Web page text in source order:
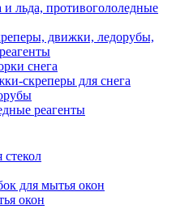
и льда, противогололедные
движки, ледорубы,
снега
скреперы для снега
реагенты
для мытья окон
окон